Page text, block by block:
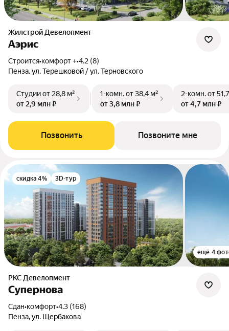
Жилстрой Девелопмент
Аэрис
Строится•комфорт +•4.2 (8)
Пенза, ул. Терешковой / ул. Терновского
Студииот 28,8 м²
от 2,9 млн ₽
1-комн.от 38,4 м²
от 3,8 млн ₽
2-комн.от
от 4,7 млн ₽
Позвонить Позвоните мне
скидка 4% 3D-тур
ещё 4
РКС Девелопмент
Супернова
Сдан•комфорт•4.3 (168)
Пенза, ул. Щербакова